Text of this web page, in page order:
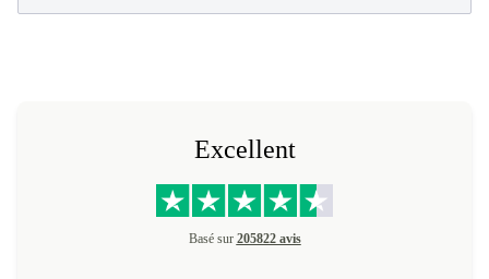
Excellent
Basé sur 205822 avis